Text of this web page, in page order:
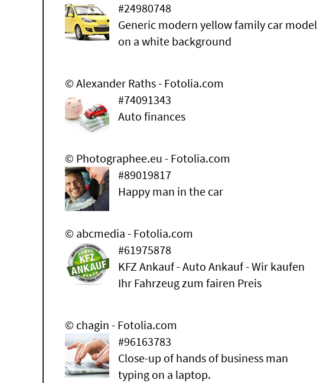
#24980748
Generic modern yellow family car model
on a white background
© Alexander Raths - Fotolia.com
#74091343
Auto finances
© Photographee.eu - Fotolia.com
#89019817
Happy man in the car
© abcmedia - Fotolia.com
#61975878
KFZ Ankauf - Auto Ankauf - Wir kaufen
Ihr Fahrzeug zum fairen Preis
© chagin - Fotolia.com
#96163783
Close-up of hands of business man
typing on a laptop.